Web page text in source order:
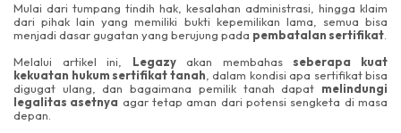
Mulai dari tumpang tindih hak, kesalahan administrasi, hingga klaim
dari pihak lain yang memiliki bukti kepemilikan lama, semua bisa
menjadi dasar gugatan yang berujung pada pembatalan sertifikat.
Melalui artikel ini, Legazyakan membahasseberapa kuat
kekuatan hukum sertifikat tanah , dalam kondisi apa sertifikat bisa
digugat ulang, dan bagaimana pemilik tanah dapat melindungi
legalitas asetnya agar tetap aman dari potensi sengketa di masa
depan.